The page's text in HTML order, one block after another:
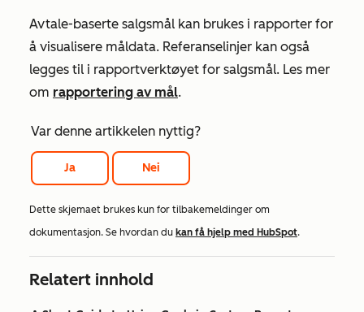
Avtale-baserte salgsmål kan brukes i rapporter for
å visualisere måldata. Referanselinjer kan også
legges til i rapportverktøyet for salgsmål. Les mer
om rapportering av mål.
Var denne artikkelen nyttig?
Ja Nei
Dette skjemaet brukes kun for tilbakemeldinger om
dokumentasjon. Se hvordan du kan få hjelp med HubSpot.
Relatert innhold